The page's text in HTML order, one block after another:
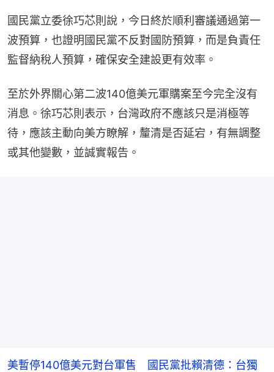
國民黨立委徐巧芯則說，今日終於順利審議通過第一
波預算，也證明國民黨不反對國防預算，而是負責任
監督納稅人預算，確保安全建設更有效率。
至於外界關心第二波140億美元軍購案至今完全沒有
消息。徐巧芯則表示，台灣政府不應該只是消極等
待，應該主動向美方瞭解，釐清是否延宕，有無調整
或其他變數，並誠實報告。
美暫停140億美元對台軍售 國民黨批賴清德：台獨